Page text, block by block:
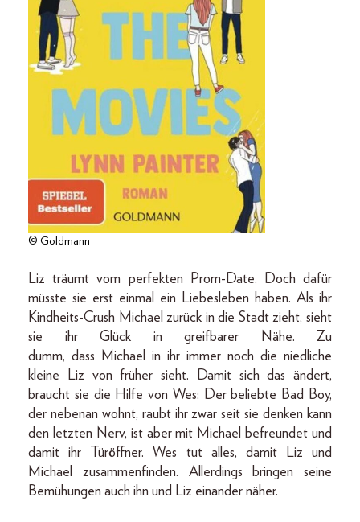
© Goldmann
Liz träumt vom perfekten Prom-Date. Doch dafür
müsste sie erst einmal ein Liebesleben haben. Als ihr
Kindheits-Crush Michael zurück in die Stadt zieht, sieht
sie ihr Glück in greifbarer Nähe. Zu
dumm, dass Michael in ihr immer noch die niedliche
kleine Liz von früher sieht. Damit sich das ändert,
braucht sie die Hilfe von Wes: Der beliebte Bad Boy,
der nebenan wohnt, raubt ihr zwar seit sie denken kann
den letzten Nerv, ist aber mit Michael befreundet und
damit ihr Türöffner. Wes tut alles, damit Liz und
Michael zusammenfinden. Allerdings bringen seine
Bemühungen auch ihn und Liz einander näher.